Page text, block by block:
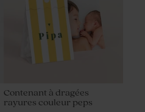
Contenant à dragées
rayures couleur peps